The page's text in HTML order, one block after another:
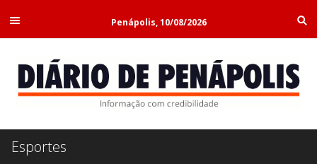
Penápolis, 10/08/2026
Esportes